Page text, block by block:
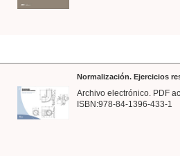
Normalización. Ejercicios
Archivo electrónico. PDF
ISBN:978-84-1396-433-1